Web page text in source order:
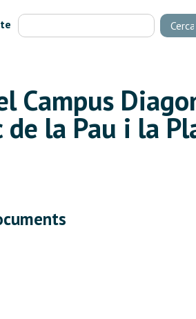
Cerca
Campus
de la Pau i la